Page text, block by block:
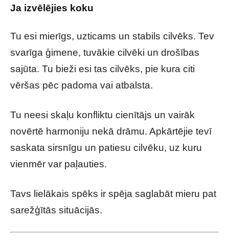
Ja izvēlējies koku
Tu esi mierīgs, uzticams un stabils cilvēks. Tev
svarīga ģimene, tuvākie cilvēki un drošības
sajūta. Tu bieži esi tas cilvēks, pie kura citi
vēršas pēc padoma vai atbalsta.
Tu neesi skaļu konfliktu cienītājs un vairāk
novērtē harmoniju nekā drāmu. Apkārtējie tevī
saskata sirsnīgu un patiesu cilvēku, uz kuru
vienmēr var paļauties.
Tavs lielākais spēks ir spēja saglabāt mieru pat
sarežģītās situācijās.